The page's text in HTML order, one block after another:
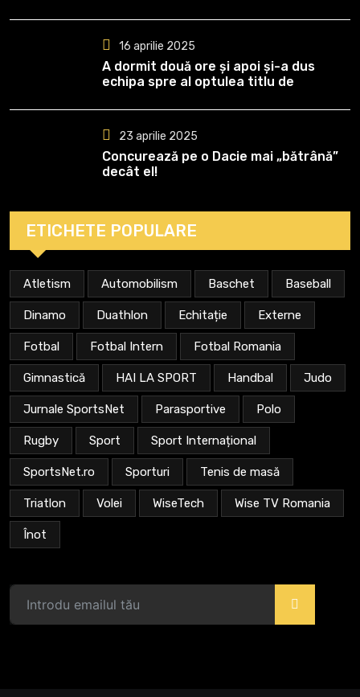
16 aprilie 2025
A dormit două ore și apoi și-a dus
echipa spre al optulea titlu de
23 aprilie 2025
Concurează pe o Dacie mai „bătrână”
decât el!
ETICHETE POPULARE
Atletism Automobilism Baschet Baseball
Dinamo Duathlon Echitație Externe
Fotbal Fotbal Intern Fotbal Romania
Gimnastică HAI LA SPORT Handbal Judo
Jurnale SportsNet Parasportive Polo
Rugby Sport Sport Internațional
SportsNet.ro Sporturi Tenis de masă
Triatlon Volei WiseTech Wise TV Romania
Înot
>